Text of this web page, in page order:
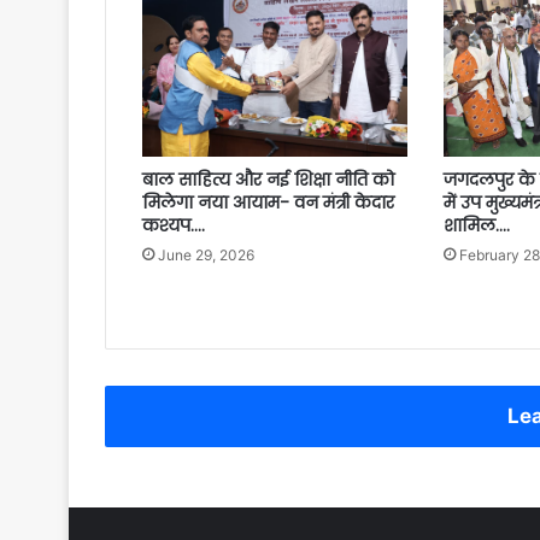
बाल साहित्य और नई शिक्षा नीति को
मिलेगा नया आयाम- वन मंत्री केदार
कश्यप….
June 29, 2026
जगदलपुर के
में उप
शामिल….
February